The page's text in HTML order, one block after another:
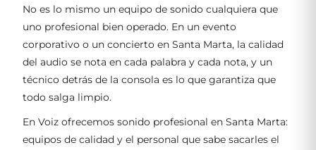
No es lo mismo un equipo de sonido cualquiera que
uno profesional bien operado. En un evento
corporativo o un concierto en Santa Marta, la calidad
del audio se nota en cada palabra y cada nota, y un
técnico detrás de la consola es lo que garantiza que
todo salga limpio.
En Voiz ofrecemos sonido profesional en Santa Marta:
equipos de calidad y el personal que sabe sacarles el